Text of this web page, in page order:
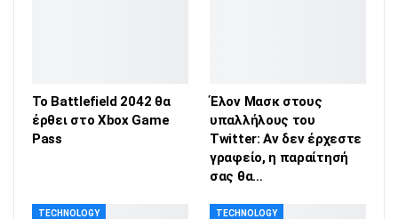
Το Battlefield 2042 θα
έρθει στο Xbox Game
Pass
Έλον Μασκ στους
υπαλλήλους του
Twitter: Αν δεν έρχεστε
γραφείο, η παραίτησή
σας θα…
TECHNOLOGY TECHNOLOGY